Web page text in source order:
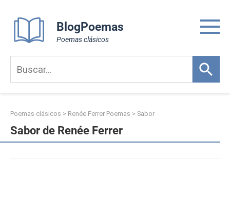
content
BlogPoemas
Poemas clásicos
Poemas clásicos > Renée Ferrer Poemas > Sabor
Sabor de Renée Ferrer